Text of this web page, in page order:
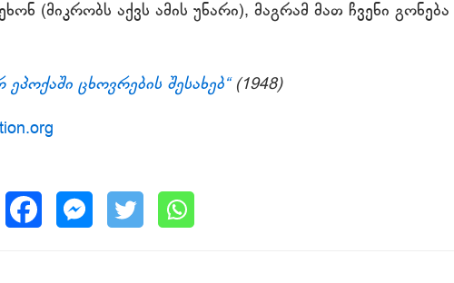
(მიკრობს აქვს ამის უნარი), მაგრამ მათ ჩვენი გონება
ეპოქაში ცხოვრების შესახებ“(1948)